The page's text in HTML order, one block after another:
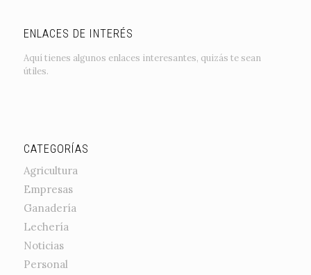
ENLACES DE INTERÉS
Aquí tienes algunos enlaces interesantes, quizás te sean
útiles.
CATEGORÍAS
Agricultura
Empresas
Ganadería
Lechería
Noticias
Personal